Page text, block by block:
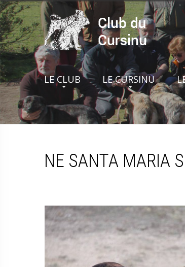
LE CLUB LE CURSINU
NE SANTA MARIA